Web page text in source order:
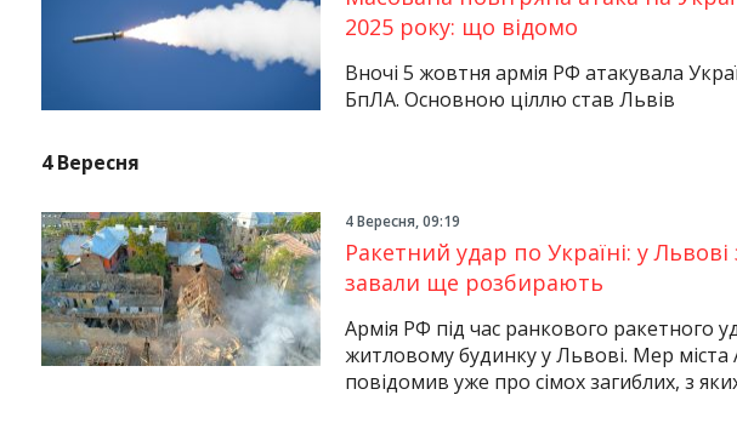
2025 року: що відомо
Вночі 5 жовтня армія РФ атакувала
БпЛА. Основною ціллю став Львів
4 Вересня
4 Вересня, 09:19
Ракетний удар по Україні: у
завали ще розбирають
Армія РФ під час ранкового ракетного
житловому будинку у Львові. Мер міста
повідомив уже про сімох загиблих, з